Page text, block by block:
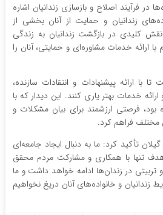
فرآیند اصلاح و بازسازی زندانیان اشاره
زندانیان و حمایت از آنان بخشی از
کلیدی در بازگشت زندانیان به زندگی
ارائه خدمات مشاوره‌ای و حمایتی، آنان را
با ارائه پیشنهادات و انتقادات سازنده،
خدمات بهتر یاری کنند. این دیدار که با
بود، فرصتی ارزشمند برای بیان مشکلات و
مختلف فراهم کرد.
تأکید کرد: ما به دنبال ایجاد جامعه‌ای
تنها با همکاری و مشارکت مردم محقق
در زندان‌ها ادامه خواهد داشت و ما
زندانیان و خانواده‌های آنان دریغ نخواهیم